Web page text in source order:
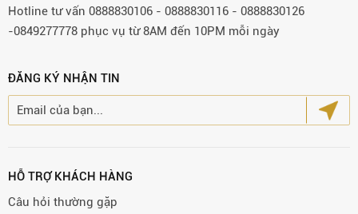
Hotline tư vấn 0888830106 - 0888830116 - 0888830126
-0849277778 phục vụ từ 8AM đến 10PM mỗi ngày
ĐĂNG KÝ NHẬN TIN
HỖ TRỢ KHÁCH HÀNG
Câu hỏi thường gặp